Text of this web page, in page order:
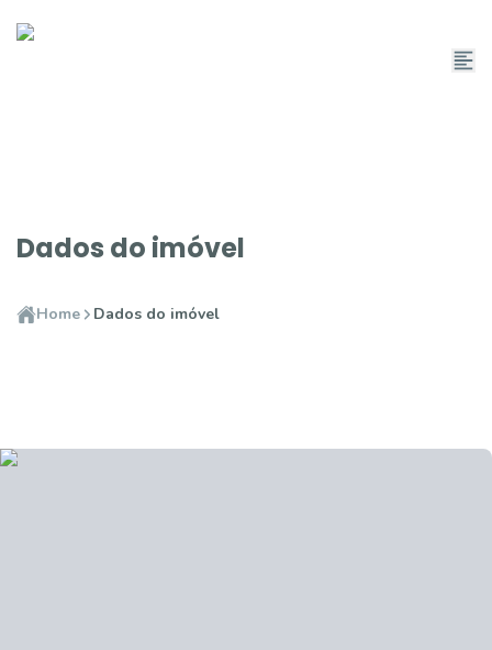
Dados do imóvel
Home Dados do imóvel